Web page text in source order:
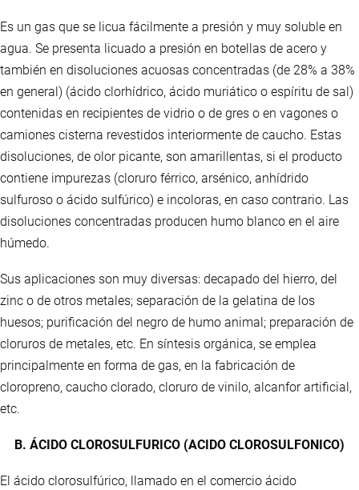
Es un gas que se licua fácilmente a presión y muy soluble en
agua. Se presenta licuado a presión en botellas de acero y
también en disoluciones acuosas concentradas (de 28% a 38%
en general) (ácido clorhídrico, ácido muriático o espíritu de sal)
contenidas en recipientes de vidrio o de gres o en vagones o
camiones cisterna revestidos interiormente de caucho. Estas
disoluciones, de olor picante, son amarillentas, si el producto
contiene impurezas (cloruro férrico, arsénico, anhídrido
sulfuroso o ácido sulfúrico) e incoloras, en caso contrario. Las
disoluciones concentradas producen humo blanco en el aire
húmedo.
Sus aplicaciones son muy diversas: decapado del hierro, del
zinc o de otros metales; separación de la gelatina de los
huesos; purificación del negro de humo animal; preparación de
cloruros de metales, etc. En síntesis orgánica, se emplea
principalmente en forma de gas, en la fabricación de
cloropreno, caucho clorado, cloruro de vinilo, alcanfor artificial,
etc.
B. ÁCIDO CLOROSULFURICO (ACIDO CLOROSULFONICO)
El ácido clorosulfúrico, llamado en el comercio ácido